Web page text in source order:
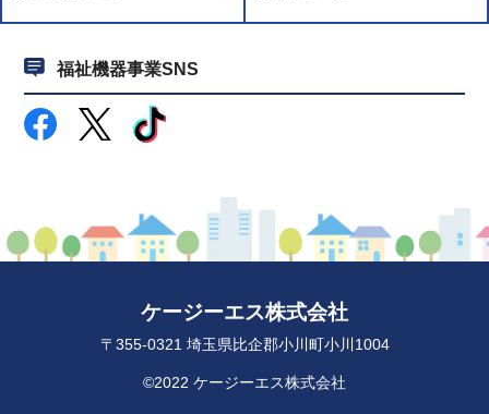
福祉機器事業SNS
ケージーエス株式会社
〒355-0321 埼玉県比企郡小川町小川1004
©2022 ケージーエス株式会社